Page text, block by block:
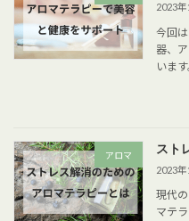
2023年
今回
器、
います
アロマ スト
2023年
現代
マテ